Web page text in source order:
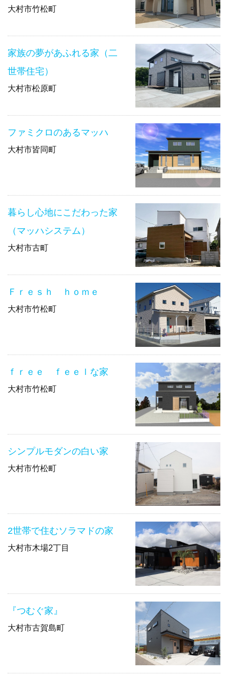
大村市竹松町
家族の夢があふれる家（二
世帯住宅）
大村市松原町
ファミクロのあるマッハ
大村市皆同町
暮らし心地にこだわった家
（マッハシステム）
大村市古町
Ｆｒｅｓｈ ｈｏｍｅ
大村市竹松町
ｆｒｅｅ ｆｅｅｌな家
大村市竹松町
シンプルモダンの白い家
大村市竹松町
2世帯で住むソラマドの家
大村市木場2丁目
『つむぐ家』
大村市古賀島町